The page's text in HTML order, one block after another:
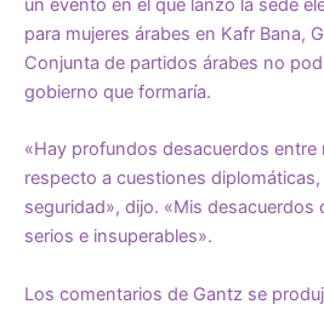
un evento en el que lanzó la sede
para mujeres árabes en Kafr Bana,
Conjunta de partidos árabes no
gobierno que formaría.
«Hay profundos desacuerdos entre
respecto a cuestiones
seguridad», dijo. «Mis desacuerdos
serios e insuperables».
Los comentarios de Gantz se